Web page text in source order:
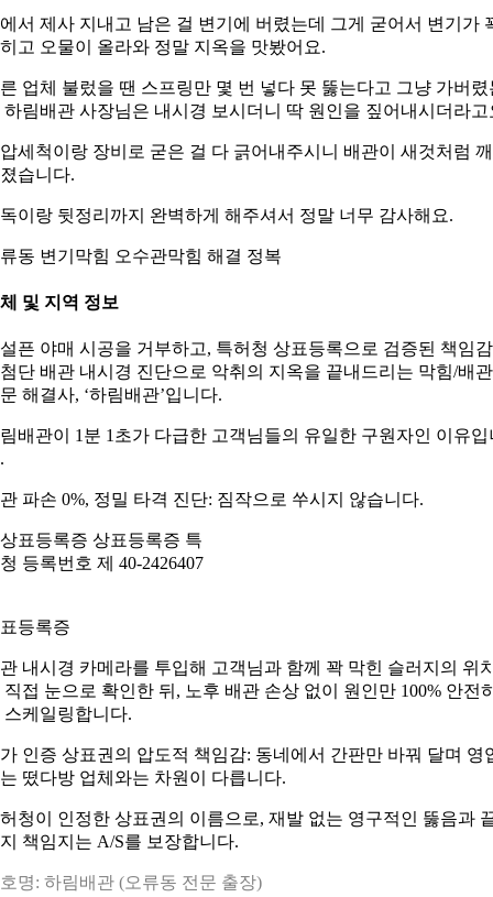
서 제사 지내고 남은 걸 변기에 버렸는데 그게 굳어서 변기가
고 오물이 올라와 정말 지옥을 맛봤어요.
업체 불렀을 땐 스프링만 몇 번 넣다 못 뚫는다고 그냥 가버렸
하림배관 사장님은 내시경 보시더니 딱 원인을 짚어내시더라고
세척이랑 장비로 굳은 걸 다 긁어내주시니 배관이 새것처럼
습니다.
이랑 뒷정리까지 완벽하게 해주셔서 정말 너무 감사해요.
동 변기막힘 오수관막힘 해결 정복
및 지역 정보
픈 야매 시공을 거부하고, 특허청 상표등록으로 검증된 책임
단 배관 내시경 진단으로 악취의 지옥을 끝내드리는 막힘/배관
해결사, ‘하림배관’입니다.
배관이 1분 1초가 다급한 고객님들의 유일한 구원자인 이유입
파손 0%, 정밀 타격 진단: 짐작으로 쑤시지 않습니다.
등록증
내시경 카메라를 투입해 고객님과 함께 꽉 막힌 슬러지의 위
직접 눈으로 확인한 뒤, 노후 배관 손상 없이 원인만 100% 안전
스케일링합니다.
인증 상표권의 압도적 책임감: 동네에서 간판만 바꿔 달며 영
떴다방 업체와는 차원이 다릅니다.
청이 인정한 상표권의 이름으로, 재발 없는 영구적인 뚫음과
책임지는 A/S를 보장합니다.
명: 하림배관 (오류동 전문 출장)